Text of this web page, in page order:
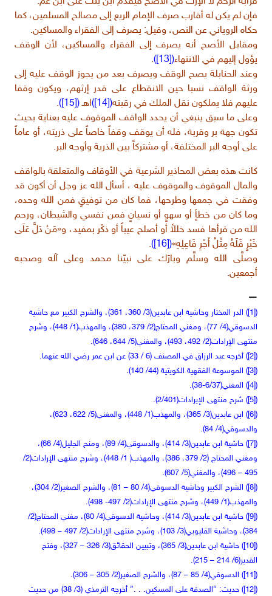
فإن لم يكن له أقارب صرف الإمام الريع إلى مصالح المسلمين، كما
حكاه الروياني عن النص، وقيل: يصرف إلى الفقراء والمساكين.
ومقابل الأصح أنه يصرف إلى الفقراء والمساكين، لأن الوقف
يؤول إليهم في الانتهاء([13])
.
وعند الحنابلة يصح الوقف ويصرف بعد من يجوز الوقف عليه إلى
ورثة الواقف نسبا حين الانقطاع على قدر إرثهم، ويكون وقفا
عليهم فلا يملكون نقل الملك في رقبته([14]) اهـ([15])
.
وعلى ما سبق ينبغي أن يحدد الواقف الموقوف عليه بعناية بحيث
تكون جهة بر وقربة، فله أن يوقف وقفاً خاصاً على ذريته، أو عاماً
على أوجه البر المختلفة، أو مشتركاً بين الذرية وأوجه البر.
كانت هذه بعض المحاذير الشرعية في الأوقاف والمتعلقة بالواقف
والمال الموقوف والموقوف عليه ، أسأل الله عز وجل أن أكون قد
وفقت في جمعها وطرحها، فما كان من توفيقٍ فمن الله وحده،
وما كان من خطأٍ أو سهوٍ أو نسيانٍ فمن نفسي والشيطان، ورحم
الله من قرأها فسد خللاً أو أصلح عيباً أو ذكّر بمفيد، و«مَنْ دَلَّ عَلَى
خَيْرٍ ‌فَلَهُ ‌مِثْلُ ‌أَجْرِ ‌فَاعِلِهِ»([16])
.
وصلَّى الله وسلَّم وبارَك على نبيّنا محمد وعلى آله وصحبه
أجمعين.
—
([1]) الدر المختار وحاشية ابن عابدين(3/ 360، 361)، والشرح الكبير مع حاشية
الدسوقي(4/ 77)، ومغني المحتاج(2/ 379، 380)، والمهذب(1/ 448)، وشرح
منتهى الإرادات(2/ 492، 493)، والمغني(5/ 644، 646).
([2]) أخرجه عبد الرزاق في المصنف (6 / 33) عن ابن عمر رضي الله عنهما.
([3]) الموسوعة الفقهية الكويتية (44/ 140).
([4]) المغني(6/37-38).
([5]) شرح منتهى الإيرادات(2/401).
([6]) ابن عابدين(3/ 365)، والمهذب(1/ 448)، والمغني(5/ 622، 623)،
والدسوقي(4/ 84).
([7]) حاشية ابن عابدين(3/ 414)، والدسوقي(4/ 89)، ومنح الجليل(4/ 66)،
ومغني المحتاج (2/ 379، 386)، والمهذب( 1/ 448)، وشرح منتهى الإرادات(2/
495 – 496)، والمغني(5/ 607).
([8]) الشرح الكبير وحاشية الدسوقي(4/ 80 – 81)، والشرح الصغير(2/ 304)،
والمهذب(1/ 449)، وشرح منتهى الإرادات(2/ 497- 498).
([9]) حاشية ابن عابدين(3/ 414)، وحاشية الدسوقي(4/ 80)، مغني المحتاج(2/
384)، وحاشية القليوبي(3/ 103)، وشرح منتهى الإرادات(2/ 497 – 498).
([10]) حاشية ابن عابدين(3/ 365)، وتبيين الحقائق(3/ 326 – 327)، وفتح
القدير(6/ 214 – 215).
([11]) الدسوقي(4/ 85 – 87)، والشرح الصغير(2/ 305 – 306).
([12]) حديث: ”الصدقة على المسكين. . .” أخرجه الترمذي (3/ 38) من حديث